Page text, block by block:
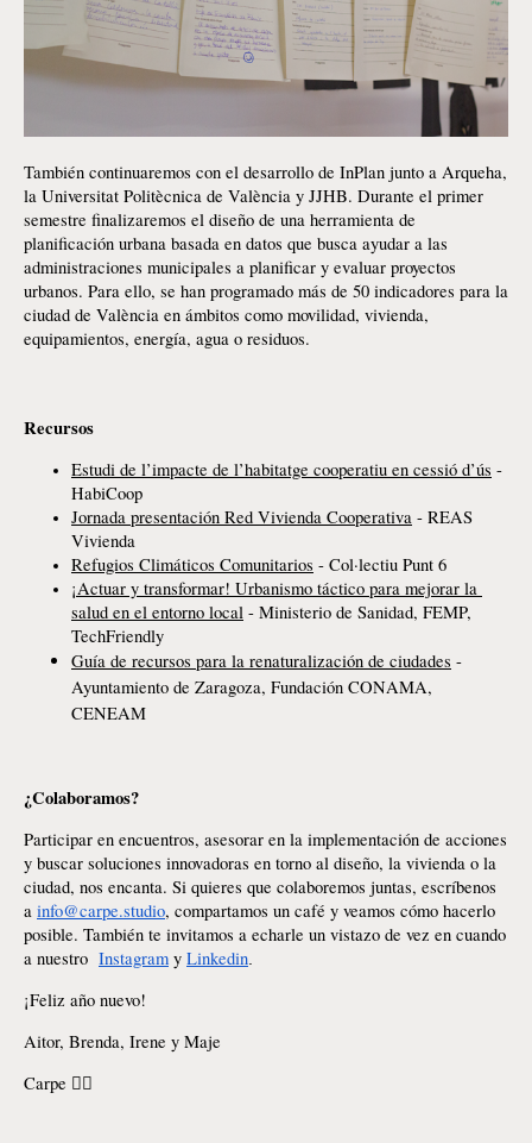
También continuaremos con el desarrollo de InPlan junto a Arqueha,
la Universitat Politècnica de València y JJHB. Durante el primer
semestre finalizaremos el diseño de una herramienta de
planificación urbana basada en datos que busca ayudar a las
administraciones municipales a planificar y evaluar proyectos
urbanos. Para ello, se han programado más de 50 indicadores para la
ciudad de València en ámbitos como movilidad, vivienda,
equipamientos, energía, agua o residuos.
Recursos
Estudi de l’impacte de l’habitatge cooperatiu en cessió d’ús -
HabiCoop
Jornada presentación Red Vivienda Cooperativa - REAS
Vivienda
Refugios Climáticos Comunitarios - Col·lectiu Punt 6
¡Actuar y transformar! Urbanismo táctico para mejorar la
salud en el entorno local - Ministerio de Sanidad, FEMP,
TechFriendly
Guía de recursos para la renaturalización de ciudades -
Ayuntamiento de Zaragoza, Fundación CONAMA,
CENEAM
¿Colaboramos?
Participar en encuentros, asesorar en la implementación de acciones
y buscar soluciones innovadoras en torno al diseño, la vivienda o la
ciudad, nos encanta. Si quieres que colaboremos juntas, escríbenos
a info@carpe.studio, compartamos un café y veamos cómo hacerlo
posible. También te invitamos a echarle un vistazo de vez en cuando
a nuestro Instagram y Linkedin
¡Feliz año nuevo!
Aitor, Brenda, Irene y Maje
Carpe 🤸‍♀️​